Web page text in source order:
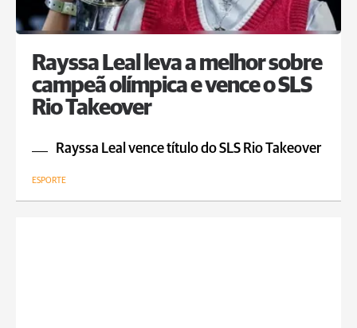
Rayssa Leal leva a melhor sobre
campeã olímpica e vence o SLS
Rio Takeover
Rayssa Leal vence título do SLS Rio Takeover
ESPORTE